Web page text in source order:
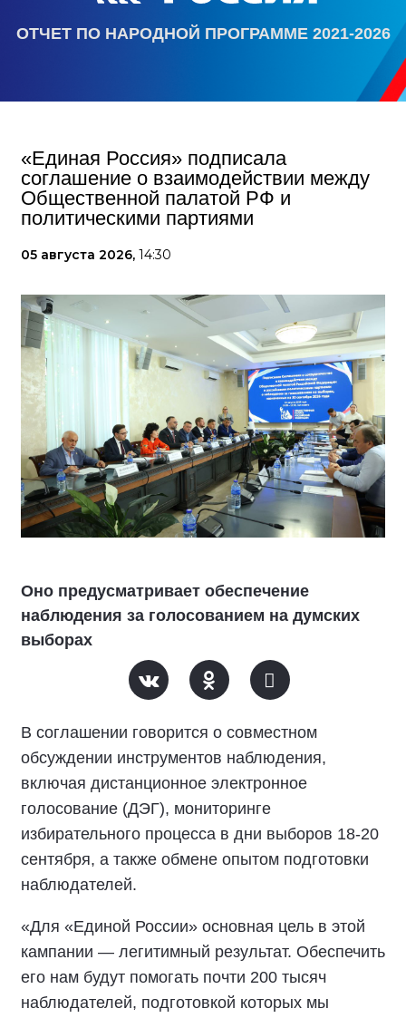
ОТЧЕТ ПО НАРОДНОЙ ПРОГРАММЕ 2021-2026
«Единая Россия» подписала
соглашение о взаимодействии между
Общественной палатой РФ и
политическими партиями
05 августа 2026, 14:30
Оно предусматривает обеспечение
наблюдения за голосованием на думских
выборах
В соглашении говорится о совместном
обсуждении инструментов наблюдения,
включая дистанционное электронное
голосование (ДЭГ), мониторинге
избирательного процесса в дни выборов 18-20
сентября, а также обмене опытом подготовки
наблюдателей.
«Для «Единой России» основная цель в этой
кампании — легитимный результат. Обеспечить
его нам будут помогать почти 200 тысяч
наблюдателей, подготовкой которых мы